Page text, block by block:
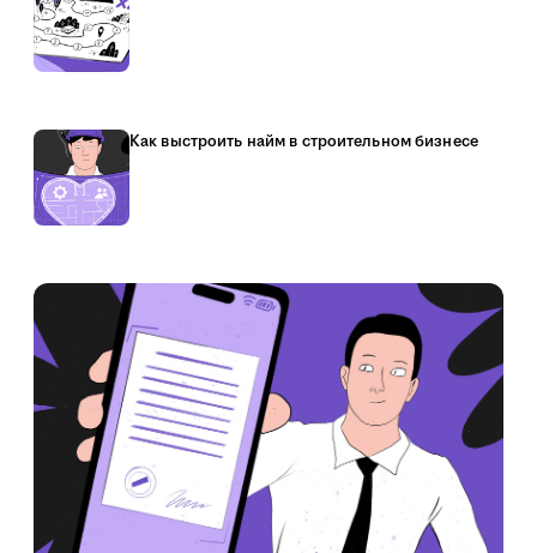
Как выстроить найм в строительном бизнесе